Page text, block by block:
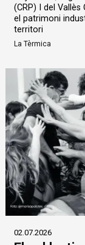
(CRP) I del
el patrimoni
territori
La Tèrmica
02.07.2026